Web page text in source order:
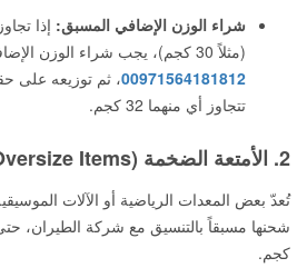
شراء الوزن الإضافي المسبق: إذا
(مثلاً 30 كجم)، يجب شراء الوزن الإضافي مسبقاً عبر
00971564181812، ثم توزيعه على
تتجاوز أي منهما 32 كجم.
2. الأمتعة الضخمة (Oversize Items)
تُعدّ بعض المعدات الرياضية أو الآلات
كجم.